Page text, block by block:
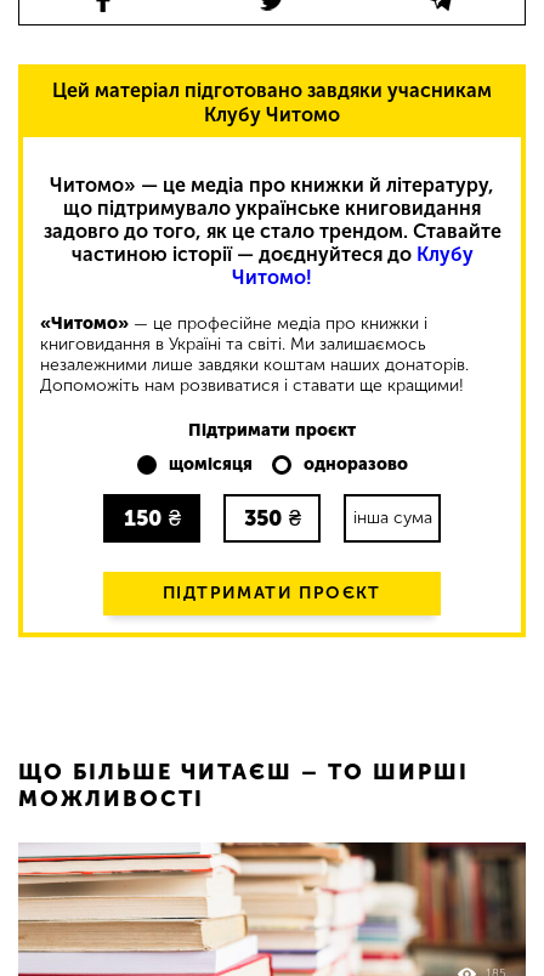
Цей матеріал підготовано завдяки учасникам
Клубу Читомо
Читомо» — це медіа про книжки й літературу,
що підтримувало українське книговидання
задовго до того, як це стало трендом. Ставайте
частиною історії — доєднуйтеся до Клубу
Читомо!
«Читомо» — це професійне медіа про книжки і
книговидання в Україні та світі. Ми залишаємось
незалежними лише завдяки коштам наших донаторів.
Допоможіть нам розвиватися і ставати ще кращими!
Підтримати проєкт
щомісяця
одноразово
150 ₴ 350 ₴ інша сума
ПІДТРИМАТИ ПРОЄКТ
ЩО БІЛЬШЕ ЧИТАЄШ – ТО ШИРШІ
МОЖЛИВОСТІ
185